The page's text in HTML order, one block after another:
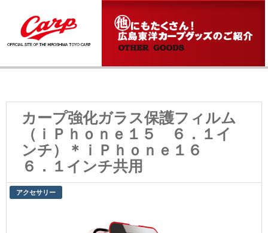
カープ強化ガラス保護フィルム
（ｉＰｈｏｎｅ１５ ６．１イ
ンチ）＊ｉＰｈｏｎｅ１６
６．１インチ共用
アクセサリー